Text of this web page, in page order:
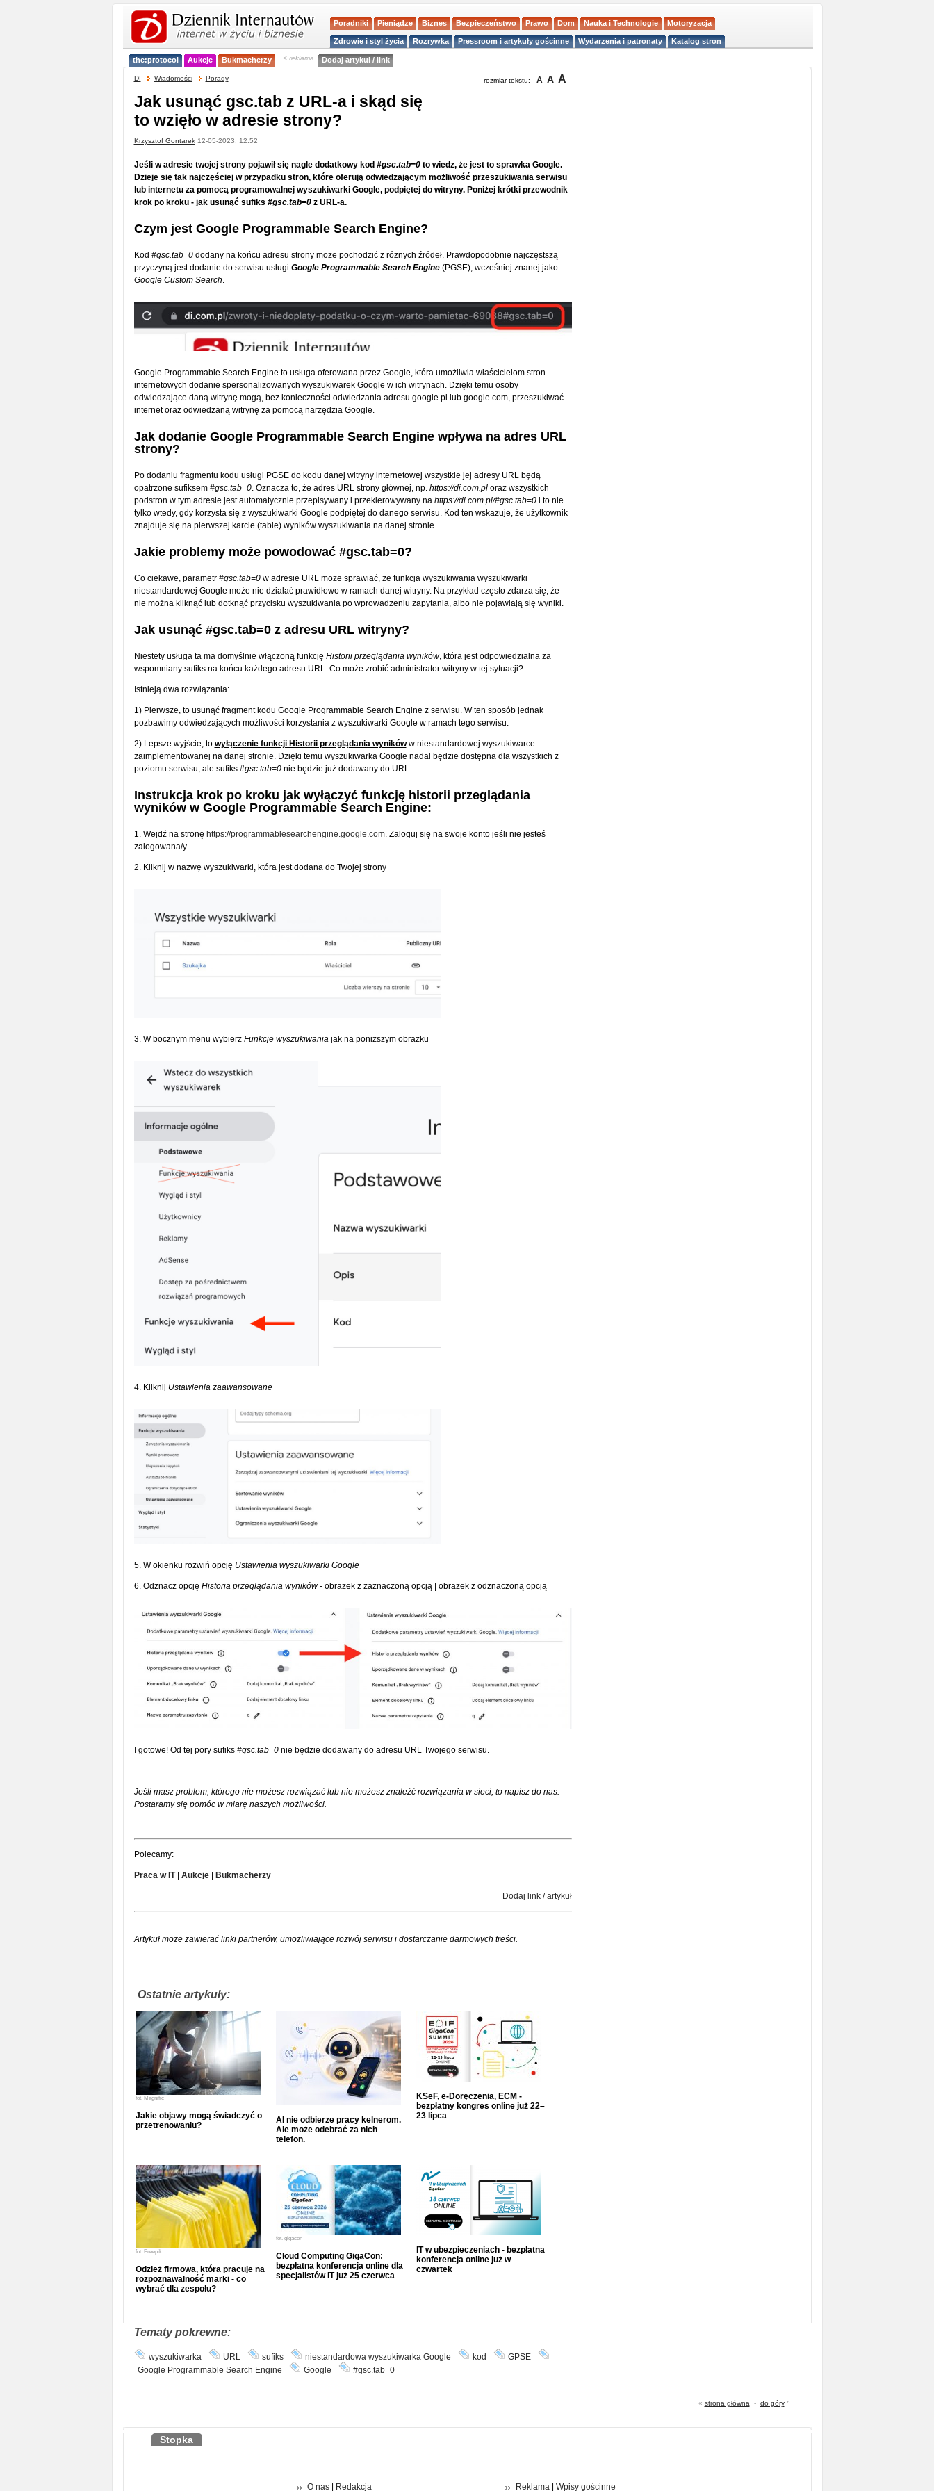
Poradniki Pieniądze Biznes Bezpieczeństwo Prawo Dom Nauka i Technologie Motoryzacja
Zdrowie i styl życia Rozrywka Pressroom i artykuły gościnne Wydarzenia i patronaty Katalog stron
the:protocol Aukcje Bukmacherzy < reklama Dodaj artykuł / link
DI Wiadomości Porady rozmiar tekstu: A A A
Jak usunąć gsc.tab z URL-a i skąd się
to wzięło w adresie strony?
Krzysztof Gontarek12-05-2023, 12:52
Jeśli w adresie twojej strony pojawił się nagle dodatkowy kod #gsc.tab=0to wiedz, że jest to sprawka Google.
Dzieje się tak najczęściej w przypadku stron, które oferują odwiedzającym możliwość przeszukiwania serwisu
lub internetu za pomocą programowalnej wyszukiwarki Google, podpiętej do witryny. Poniżej krótki przewodnik
krok po kroku - jak usunąć sufiks #gsc.tab=0z URL-a.
Czym jest Google Programmable Search Engine?
Kod #gsc.tab=0dodany na końcu adresu strony może pochodzić z różnych źródeł. Prawdopodobnie najczęstszą
przyczyną jest dodanie do serwisu usługi Google Programmable Search Engine(PGSE), wcześniej znanej jako
Google Custom Search.
Google Programmable Search Engine to usługa oferowana przez Google, która umożliwia właścicielom stron
internetowych dodanie spersonalizowanych wyszukiwarek Google w ich witrynach. Dzięki temu osoby
odwiedzające daną witrynę mogą, bez konieczności odwiedzania adresu google.pl lub google.com, przeszukiwać
internet oraz odwiedzaną witrynę za pomocą narzędzia Google.
Jak dodanie Google Programmable Search Engine wpływa na adres URL
strony?
Po dodaniu fragmentu kodu usługi PGSE do kodu danej witryny internetowej wszystkie jej adresy URL będą
opatrzone sufiksem #gsc.tab=0. Oznacza to, że adres URL strony głównej, np. https://di.com.ploraz wszystkich
podstron w tym adresie jest automatycznie przepisywany i przekierowywany na https://di.com.pl/#gsc.tab=0i to nie
tylko wtedy, gdy korzysta się z wyszukiwarki Google podpiętej do danego serwisu. Kod ten wskazuje, że użytkownik
znajduje się na pierwszej karcie (tabie) wyników wyszukiwania na danej stronie.
Jakie problemy może powodować #gsc.tab=0?
Co ciekawe, parametr #gsc.tab=0w adresie URL może sprawiać, że funkcja wyszukiwania wyszukiwarki
niestandardowej Google może nie działać prawidłowo w ramach danej witryny. Na przykład często zdarza się, że
nie można kliknąć lub dotknąć przycisku wyszukiwania po wprowadzeniu zapytania, albo nie pojawiają się wyniki.
Jak usunąć #gsc.tab=0 z adresu URL witryny?
Niestety usługa ta ma domyślnie włączoną funkcję Historii przeglądania wyników, która jest odpowiedzialna za
wspomniany sufiks na końcu każdego adresu URL. Co może zrobić administrator witryny w tej sytuacji?
Istnieją dwa rozwiązania:
1) Pierwsze, to usunąć fragment kodu Google Programmable Search Engine z serwisu. W ten sposób jednak
pozbawimy odwiedzających możliwości korzystania z wyszukiwarki Google w ramach tego serwisu.
2) Lepsze wyjście, to wyłączenie funkcji Historii przeglądania wynikóww niestandardowej wyszukiwarce
zaimplementowanej na danej stronie. Dzięki temu wyszukiwarka Google nadal będzie dostępna dla wszystkich z
poziomu serwisu, ale sufiks #gsc.tab=0nie będzie już dodawany do URL.
Instrukcja krok po kroku jak wyłączyć funkcję historii przeglądania
wyników w Google Programmable Search Engine:
1. Wejdź na stronę https://programmablesearchengine.google.com. Zaloguj się na swoje konto jeśli nie jesteś
zalogowana/y
2. Kliknij w nazwę wyszukiwarki, która jest dodana do Twojej strony
3. W bocznym menu wybierz Funkcje wyszukiwania jak na poniższym obrazku
4. Kliknij Ustawienia zaawansowane
5. W okienku rozwiń opcję Ustawienia wyszukiwarki Google
6. Odznacz opcję Historia przeglądania wyników- obrazek z zaznaczoną opcją | obrazek z odznaczoną opcją
I gotowe! Od tej pory sufiks #gsc.tab=0nie będzie dodawany do adresu URL Twojego serwisu.
Jeśli masz problem, którego nie możesz rozwiązać lub nie możesz znaleźć rozwiązania w sieci, to napisz do nas.
Postaramy się pomóc w miarę naszych możliwości.
Polecamy:
Praca w IT| Aukcje| Bukmacherzy
Dodaj link / artykuł
Artykuł może zawierać linki partnerów, umożliwiające rozwój serwisu i dostarczanie darmowych treści.
Ostatnie artykuły:
fot. Magnific
Jakie objawy mogą świadczyć o
przetrenowaniu?
AI nie odbierze pracy kelnerom.
Ale może odebrać za nich
telefon.
KSeF, e-Doręczenia, ECM -
bezpłatny kongres online już 22–
23 lipca
fot. Freepik
Odzież firmowa, która pracuje na
rozpoznawalność marki - co
wybrać dla zespołu?
fot. gigacon
Cloud Computing GigaCon:
bezpłatna konferencja online dla
specjalistów IT już 25 czerwca
IT w ubezpieczeniach - bezpłatna
konferencja online już w
czwartek
Tematy pokrewne:
wyszukiwarka URL sufiks niestandardowa wyszukiwarka Google kod
GPSE
Google Programmable Search Engine
Google #gsc.tab=0
« strona główna - do góry^
Stopka
O nas| Redakcja Reklama | Wpisy gościnne